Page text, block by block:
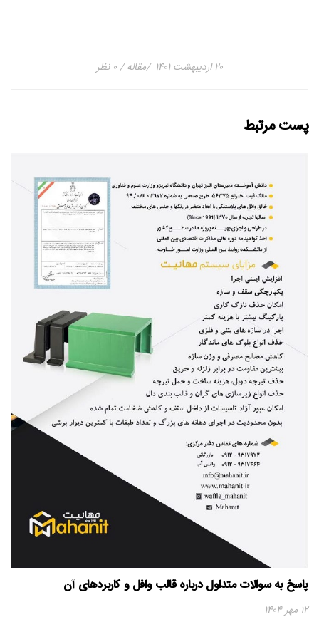
۲۰ اردیبهشت ۱۴۰۱ مقاله ۰ نظر
پست مرتبط
پاسخ به سوالات متداول درباره قالب وافل و کاربردهای آن
۱۲ مهر ۱۴۰۴